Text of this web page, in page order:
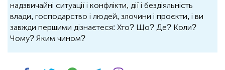
надзвичайні ситуації і конфлікти, дії і бездіяльність
влади, господарство і людей, злочини і проєкти, і ви
завжди першими дізнаєтеся: Хто? Що? Де? Коли?
Чому? Яким чином?